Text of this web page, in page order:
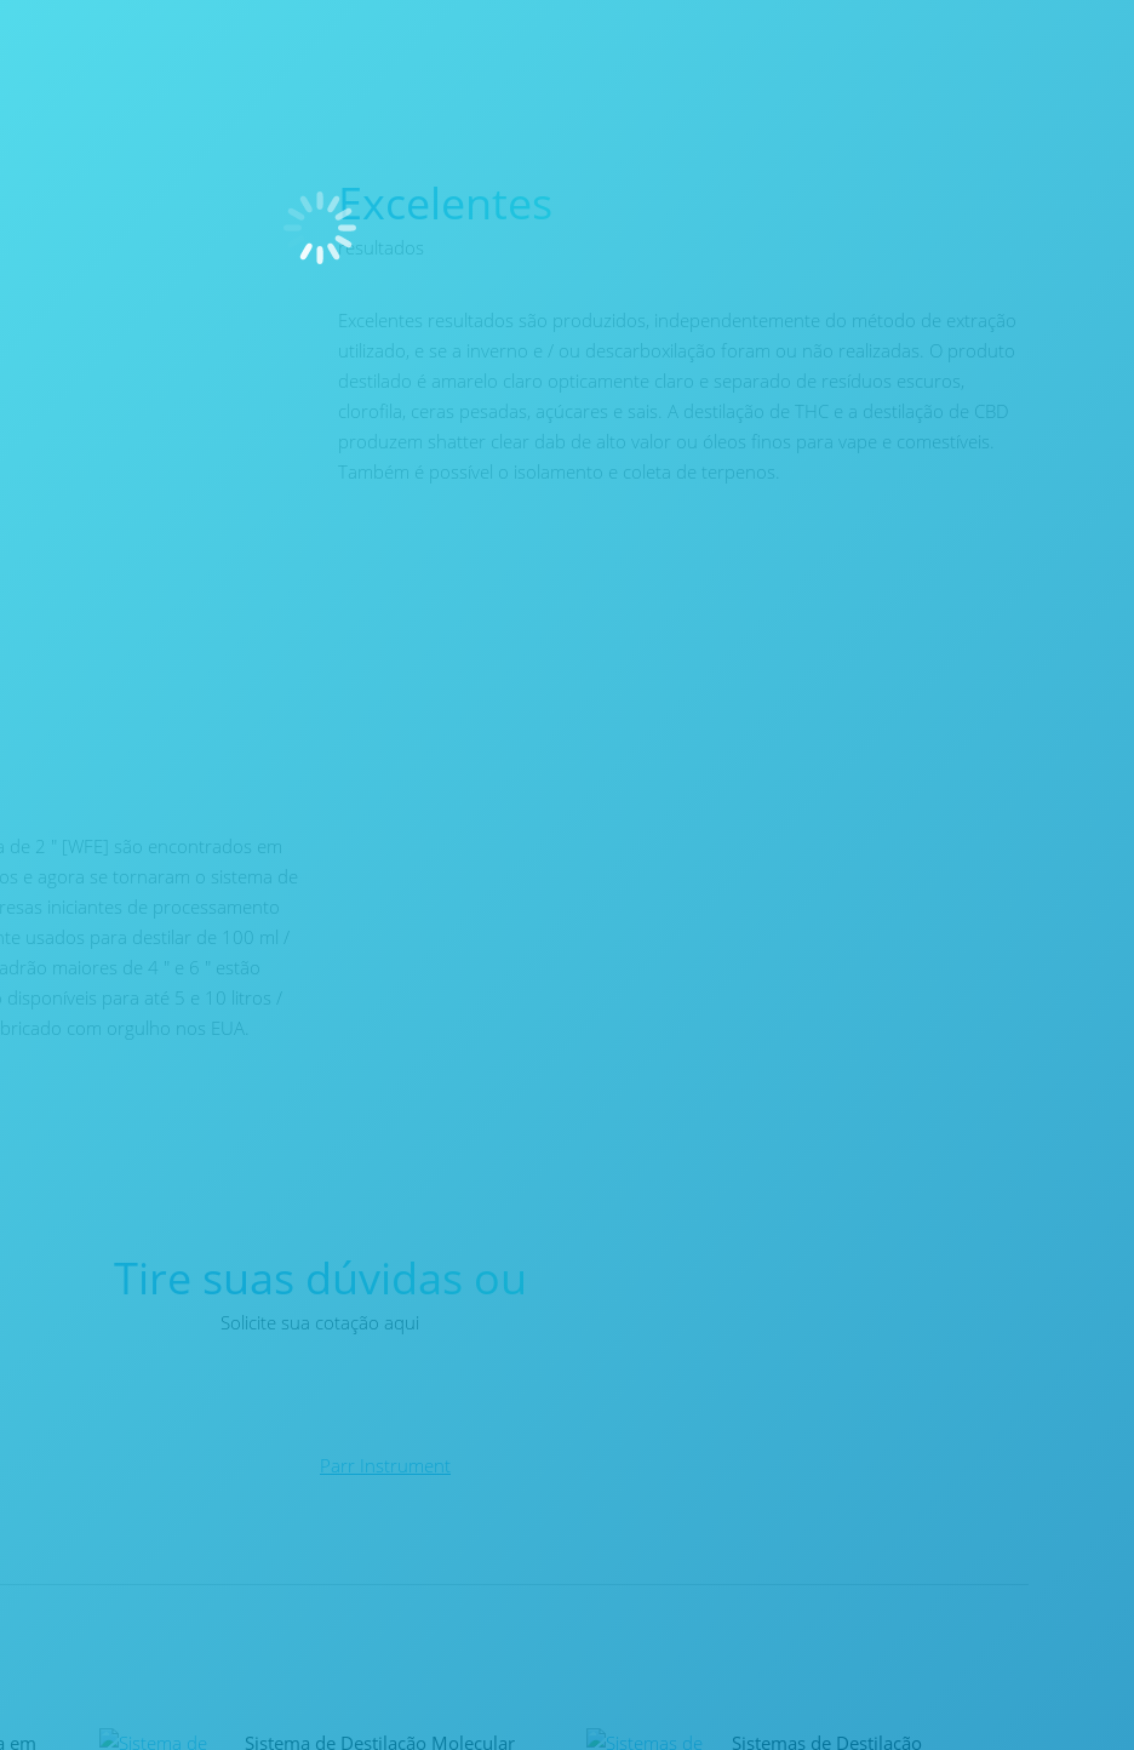
Excelentes
resultados
Excelentes resultados são produzidos, independentemente do método de extração
utilizado, e se a inverno e / ou descarboxilação foram ou não realizadas. O produto
destilado é amarelo claro opticamente claro e separado de resíduos escuros,
clorofila, ceras pesadas, açúcares e sais. A destilação de THC e a destilação de CBD
produzem shatter clear dab de alto valor ou óleos finos para vape e comestíveis.
Também é possível o isolamento e coleta de terpenos.
2 ″ [WFE] são encontrados em
e agora se tornaram o sistema de
iniciantes de processamento
usados ​​para destilar de 100 ml /
maiores de 4 ″ e 6 ″ estão
para até 5 e 10 litros /
com orgulho nos EUA.
Tire suas dúvidas ou
Solicite sua cotação aqui
Parr Instrument
em Sistema de Destilação Molecular Sistemas de Destilação